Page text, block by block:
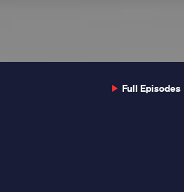
Full Episodes